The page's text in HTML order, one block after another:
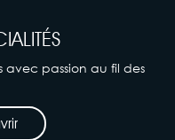
avec passion au fil des